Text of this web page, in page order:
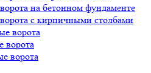
на бетонном фундаменте
с кирпичными столбами
ворота
ворота
ворота